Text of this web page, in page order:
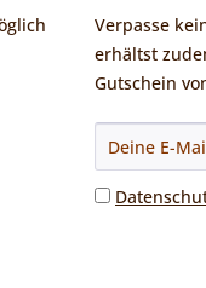
Verpasse
erhältst
Gutschein